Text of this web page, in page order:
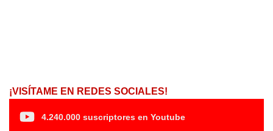
¡VISÍTAME EN REDES SOCIALES!
4.240.000 suscriptores en Youtube